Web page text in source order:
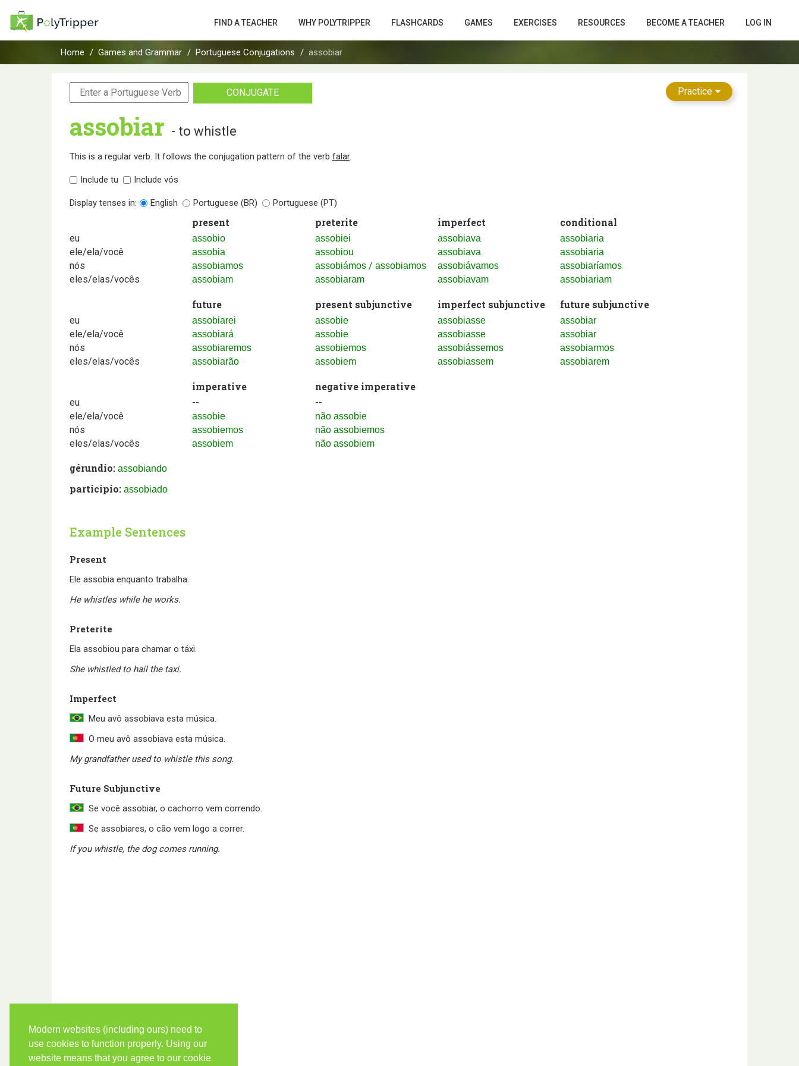
Modern websites (including ours) need to
use cookies to function properly. Using our
website means that you agree to our cookie
FIND A TEACHER WHY POLYTRIPPER FLASHCARDS GAMES EXERCISES RESOURCES BECOME A TEACHER LOG IN
Home Games and Grammar Portuguese Conjugations assobiar
Practice
CONJUGATE
assobiar - to whistle
This is a regular verb. It follows the conjugation pattern of the verb falar.
Include tu Include vós
Display tenses in: English Portuguese (BR) Portuguese (PT)
present preterite imperfect conditional
eu assobio assobiei assobiava assobiaria
ele/ela/você assobia assobiou assobiava assobiaria
nós assobiamos assobiámos/ assobiamos assobiávamos assobiaríamos
eles/elas/vocês assobiam assobiaram assobiavam assobiariam
future present subjunctive imperfect subjunctive future subjunctive
eu assobiarei assobie assobiasse assobiar
ele/ela/você assobiará assobie assobiasse assobiar
nós assobiaremos assobiemos assobiássemos assobiarmos
eles/elas/vocês assobiarão assobiem assobiassem assobiarem
imperative negative imperative
eu --
--
ele/ela/você
assobie não assobie
nós assobiemos não assobiemos
eles/elas/vocês assobiem não assobiem
gérundio: assobiando
particípio: assobiado
Example Sentences
Present
Ele assobia enquanto trabalha.
He whistles while he works.
Preterite
Ela assobiou para chamar o táxi.
She whistled to hail the taxi.
Imperfect
Meu avô assobiava esta música.
O meu avô assobiava esta música.
My grandfather used to whistle this song.
Future Subjunctive
Se você assobiar, o cachorro vem correndo.
Se assobiares, o cão vem logo a correr.
If you whistle, the dog comes running.